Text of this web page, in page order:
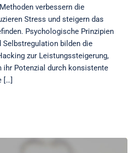
verbessern die
Stress und steigern das
Psychologische Prinzipien
bilden die
zur Leistungssteigerung,
ihr Potenzial durch konsistente
[…]